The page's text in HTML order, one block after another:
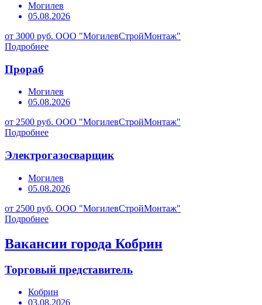
Могилев
05.08.2026
от 3000 руб. ООО "МогилевСтройМонтаж"
Подробнее
Прораб
Могилев
05.08.2026
от 2500 руб. ООО "МогилевСтройМонтаж"
Подробнее
Электрогазосварщик
Могилев
05.08.2026
от 2500 руб. ООО "МогилевСтройМонтаж"
Подробнее
Вакансии города Кобрин
Торговый представитель
Кобрин
03.08.2026